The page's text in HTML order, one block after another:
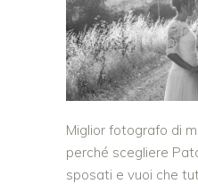
Miglior fotografo di
perché scegliere
sposati e vuoi che